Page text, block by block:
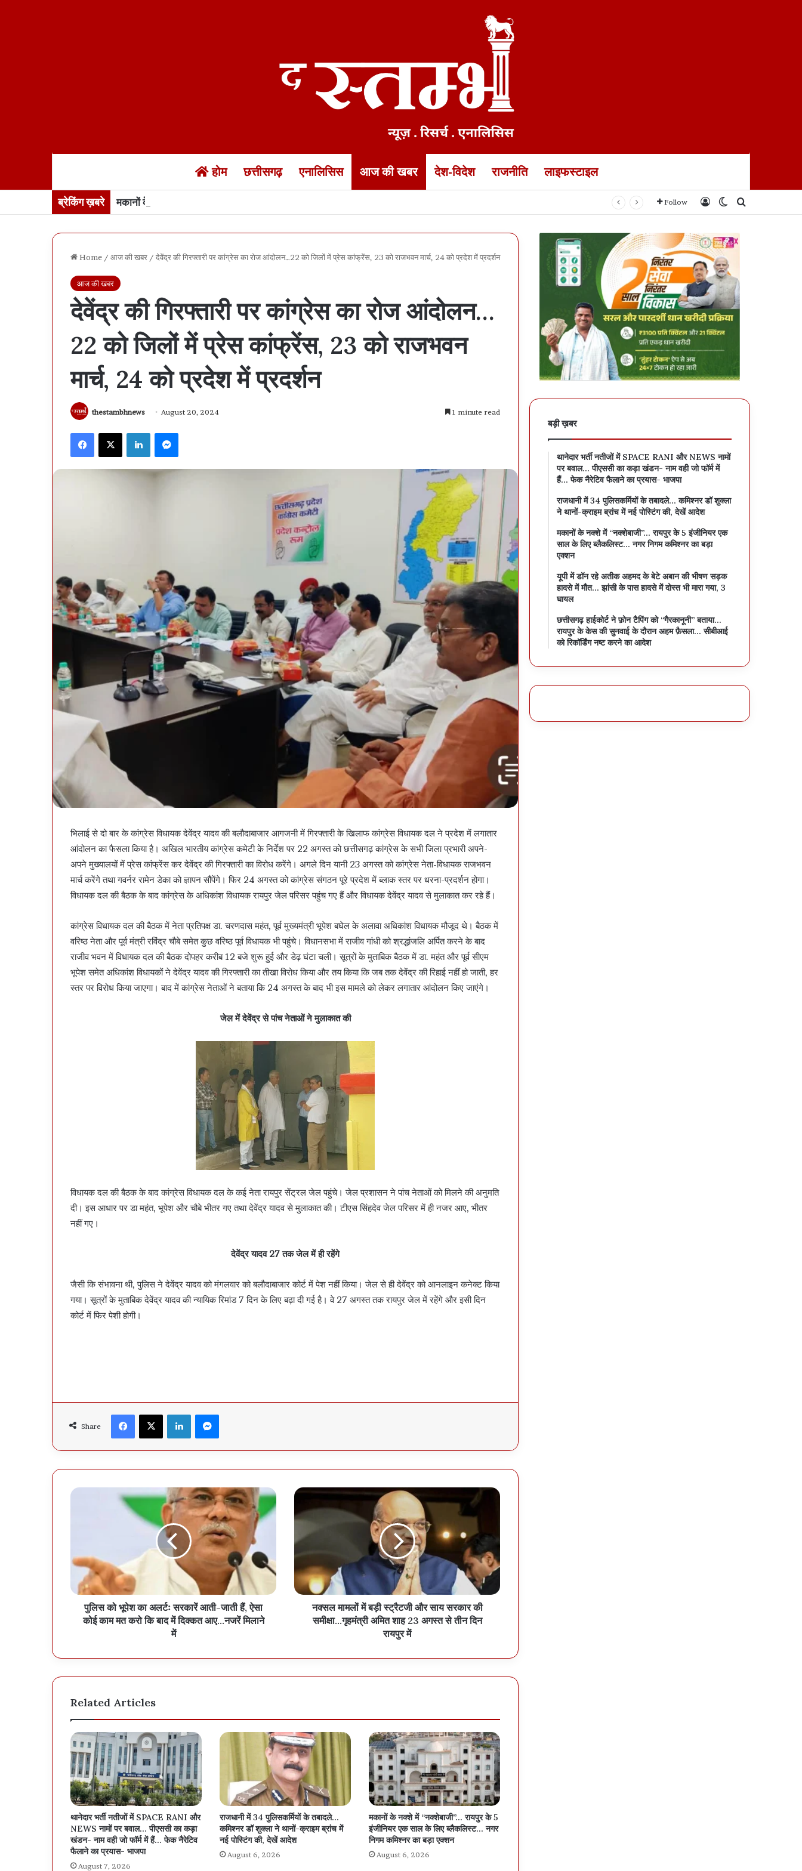
होम छत्तीसगढ़ एनालिसिस आज की खबर देश-विदेश राजनीति लाइफस्टाइल
ब्रेकिंग ख़बरे मकानों के नक्शे में “नक्शेबाजी”… रायपुर के 5 इंजीनियर एक साल के लिए ब्लैकलिस्ट… नगर निगम कमिश्नर का बड़ा एक्शन Follow Log InSwitch skin
Home / आज की खबर / देवेंद्र की गिरफ्तारी पर कांग्रेस का रोज आंदोलन…22 को जिलों में प्रेस कांफ्रेंस, 23 को राजभवन मार्च, 24 को प्रदेश में प्रदर्शन
आज की खबर
देवेंद्र की गिरफ्तारी पर कांग्रेस का रोज आंदोलन…
22 को जिलों में प्रेस कांफ्रेंस, 23 को राजभवन
मार्च, 24 को प्रदेश में प्रदर्शन
thestambhnews August 20, 2024 1 minute read
Facebook X LinkedIn
भिलाई से दो बार के कांग्रेस विधायक देवेंद्र यादव की बलौदाबाजार आगजनी में गिरफ्तारी के खिलाफ कांग्रेस विधायक दल ने प्रदेश में लगातार
आंदोलन का फैसला किया है। अखिल भारतीय कांग्रेस कमेटी के निर्देश पर 22 अगस्त को छत्तीसगढ़ कांग्रेस के सभी जिला प्रभारी अपने-
अपने मुख्यालयों में प्रेस कांफ्रेंस कर देवेंद्र की गिरफ्तारी का विरोध करेंगे। अगले दिन यानी 23 अगस्त को कांग्रेस नेता-विधायक राजभवन
मार्च करेंगे तथा गवर्नर रामेन डेका को ज्ञापन सौंपेंगे। फिर 24 अगस्त को कांग्रेस संगठन पूरे प्रदेश में ब्लाक स्तर पर धरना-प्रदर्शन होगा।
विधायक दल की बैठक के बाद कांग्रेस के अधिकांश विधायक रायपुर जेल परिसर पहुंच गए हैं और विधायक देवेंद्र यादव से मुलाकात कर रहे हैं।
कांग्रेस विधायक दल की बैठक में नेता प्रतिपक्ष डा. चरणदास महंत, पूर्व मुख्यमंत्री भूपेश बघेल के अलावा अधिकांश विधायक मौजूद थे। बैठक में
वरिष्ठ नेता और पूर्व मंत्री रविंद्र चौबे समेत कुछ वरिष्ठ पूर्व विधायक भी पहुंचे। विधानसभा में राजीव गांधी को श्रद्धांजलि अर्पित करने के बाद
राजीव भवन में विधायक दल की बैठक दोपहर करीब 12 बजे शुरू हुई और डेढ़ घंटा चली। सूत्रों के मुताबिक बैठक में डा. महंत और पूर्व सीएम
भूपेश समेत अधिकांश विधायकों ने देवेंद्र यादव की गिरफ्तारी का तीखा विरोध किया और तय किया कि जब तक देवेंद्र की रिहाई नहीं हो जाती, हर
स्तर पर विरोध किया जाएगा। बाद में कांग्रेस नेताओं ने बताया कि 24 अगस्त के बाद भी इस मामले को लेकर लगातार आंदोलन किए जाएंगे।
जेल में देवेंद्र से पांच नेताओं ने मुलाकात की
विधायक दल की बैठक के बाद कांग्रेस विधायक दल के कई नेता रायपुर सेंट्रल जेल पहुंचे। जेल प्रशासन ने पांच नेताओं को मिलने की अनुमति
दी। इस आधार पर डा महंत, भूपेश और चौबे भीतर गए तथा देवेंद्र यादव से मुलाकात की। टीएस सिंहदेव जेल परिसर में ही नजर आए, भीतर
नहीं गए।
देवेंद्र यादव 27 तक जेल में ही रहेंगे
जैसी कि संभावना थी, पुलिस ने देवेंद्र यादव को मंगलवार को बलौदाबाजार कोर्ट में पेश नहीं किया। जेल से ही देवेंद्र को आनलाइन कनेक्ट किया
गया। सूत्रों के मुताबिक देवेंद्र यादव की न्यायिक रिमांड 7 दिन के लिए बढ़ा दी गई है। वे 27 अगस्त तक रायपुर जेल में रहेंगे और इसी दिन
कोर्ट में फिर पेशी होगी।
Share
Facebook X LinkedIn
पुलिस को भूपेश का अलर्टः सरकारें आती-जाती हैं, ऐसा
कोई काम मत करो कि बाद में दिक्कत आए...नजरें मिलाने
में
नक्सल मामलों में बड़ी स्ट्रैटजी और साय सरकार की
समीक्षा...गृहमंत्री अमित शाह 23 अगस्त से तीन दिन
रायपुर में
Related Articles
थानेदार भर्ती नतीजों में SPACE RANI और
NEWS नामों पर बवाल… पीएससी का कड़ा
खंडन- नाम वही जो फॉर्म में हैं… फेक नैरेटिव
फैलाने का प्रयास- भाजपा
August 7, 2026
राजधानी में 34 पुलिसकर्मियों के तबादले…
कमिश्नर डॉ शुक्ला ने थानों-क्राइम ब्रांच में
नई पोस्टिंग की, देखें आदेश
August 6, 2026
मकानों के नक्शे में “नक्शेबाजी”… रायपुर के 5
इंजीनियर एक साल के लिए ब्लैकलिस्ट… नगर
निगम कमिश्नर का बड़ा एक्शन
August 6, 2026
बड़ी ख़बर
थानेदार भर्ती नतीजों में SPACE RANI और NEWS नामों
पर बवाल… पीएससी का कड़ा खंडन- नाम वही जो फॉर्म में
हैं… फेक नैरेटिव फैलाने का प्रयास- भाजपा
राजधानी में 34 पुलिसकर्मियों के तबादले… कमिश्नर डॉ शुक्ला
ने थानों-क्राइम ब्रांच में नई पोस्टिंग की, देखें आदेश
मकानों के नक्शे में “नक्शेबाजी”… रायपुर के 5 इंजीनियर एक
साल के लिए ब्लैकलिस्ट… नगर निगम कमिश्नर का बड़ा
एक्शन
यूपी में डॉन रहे अतीक अहमद के बेटे अबान की भीषण सड़क
हादसे में मौत… झांसी के पास हादसे में दोस्त भी मारा गया, 3
घायल
छत्तीसगढ़ हाईकोर्ट ने फ़ोन टैपिंग को “गैरकानूनी” बताया…
रायपुर के केस की सुनवाई के दौरान अहम फ़ैसला… सीबीआई
को रिकॉर्डिंग नष्ट करने का आदेश